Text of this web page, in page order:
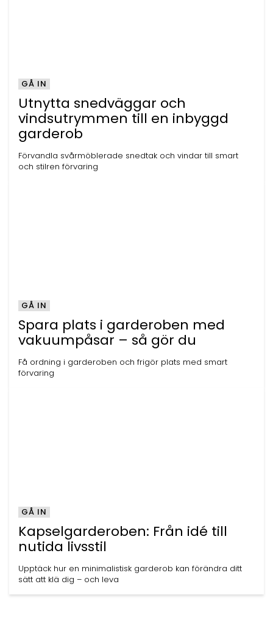
Utnytta snedväggar och
vindsutrymmen till en inbyggd
garderob
Förvandla svårmöblerade snedtak och vindar till smart
och stilren förvaring
GÅ IN
Spara plats i garderoben med
vakuumpåsar – så gör du
Få ordning i garderoben och frigör plats med smart
förvaring
GÅ IN
Kapselgarderoben: Från idé till
nutida livsstil
Upptäck hur en minimalistisk garderob kan förändra ditt
sätt att klä dig – och leva
GÅ IN